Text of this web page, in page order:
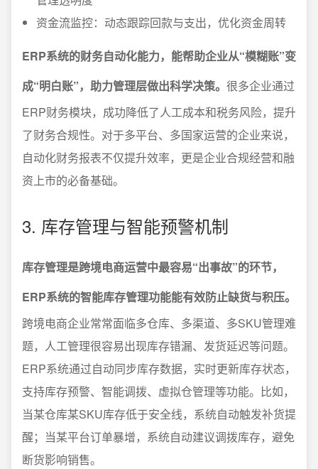
资金流监控：动态跟踪回款与支出，优化资金周转
ERP系统的财务自动化能力，能帮助企业从“模糊账”变
成“明白账”，助力管理层做出科学决策。 很多企业通过
ERP财务模块，成功降低了人工成本和税务风险，提升
了财务合规性。对于多平台、多国家运营的企业来说，
自动化财务报表不仅提升效率，更是企业合规经营和融
资上市的必备基础。
3. 库存管理与智能预警机制
库存管理是跨境电商运营中最容易“出事故”的环节，
ERP系统的智能库存管理功能能有效防止缺货与积压。
跨境电商企业常常面临多仓库、多渠道、多SKU管理难
题，人工管理很容易出现库存错漏、发货延迟等问题。
ERP系统通过自动同步库存数据，实时更新库存状态，
支持库存预警、智能调拨、虚拟仓管理等功能。比如，
当某仓库某SKU库存低于安全线，系统自动触发补货提
醒；当某平台订单暴增，系统自动建议调拨库存，避免
断货影响销售。